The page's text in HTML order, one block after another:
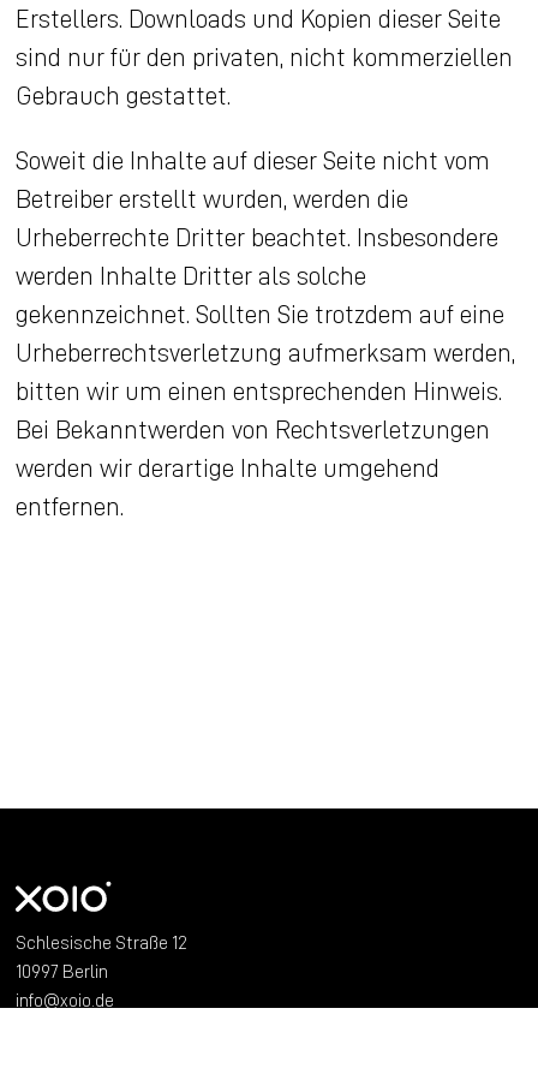
Erstellers. Downloads und Kopien dieser Seite
sind nur für den privaten, nicht kommerziellen
Gebrauch gestattet.
Soweit die Inhalte auf dieser Seite nicht vom
Betreiber erstellt wurden, werden die
Urheberrechte Dritter beachtet. Insbesondere
werden Inhalte Dritter als solche
gekennzeichnet. Sollten Sie trotzdem auf eine
Urheberrechtsverletzung aufmerksam werden,
bitten wir um einen entsprechenden Hinweis.
Bei Bekanntwerden von Rechtsverletzungen
werden wir derartige Inhalte umgehend
entfernen.
xoio
Schlesische Straße 12
10997 Berlin
info@xoio.de